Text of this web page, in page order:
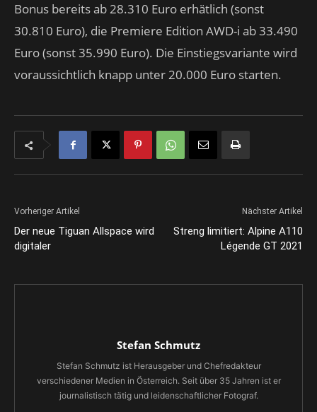
Bonus bereits ab 28.310 Euro erhätlich (sonst
30.810 Euro), die Premiere Edition AWD-i ab 33.490
Euro (sonst 35.990 Euro). Die Einstiegsvariante wird
voraussichtlich knapp unter 20.000 Euro starten.
Vorheriger Artikel
Der neue Tiguan Allspace wird
digitaler
Nächster Artikel
Streng limitiert: Alpine A110
Légende GT 2021
Stefan Schmutz
Stefan Schmutz ist Herausgeber und Chefredakteur
verschiedener Medien in Österreich. Seit über 35 Jahren ist er
journalistisch tätig und leidenschaftlicher Fotograf.